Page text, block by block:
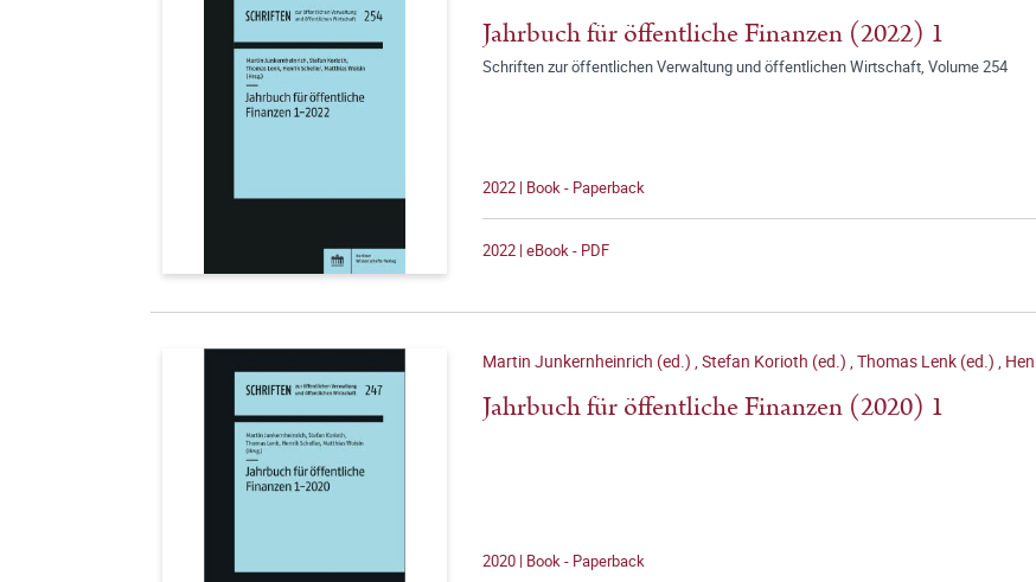
Jahrbuch für öffentliche Finanzen (2022) 1
Schriften zur öffentlichen Verwaltung und öffentlichen Wirtschaft, Volume 254
2022 | Book - Paperback
2022 | eBook - PDF
Martin Junkernheinrich (ed.) ,Stefan Korioth (ed.) ,Thomas Lenk (ed.) ,
Jahrbuch für öffentliche Finanzen (2020) 1
2020 | Book - Paperback